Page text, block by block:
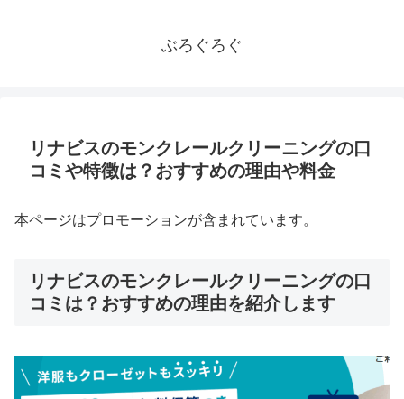
ぶろぐろぐ
リナビスのモンクレールクリーニングの口
コミや特徴は？おすすめの理由や料金
本ページはプロモーションが含まれています。
リナビスのモンクレールクリーニングの口
コミは？おすすめの理由を紹介します